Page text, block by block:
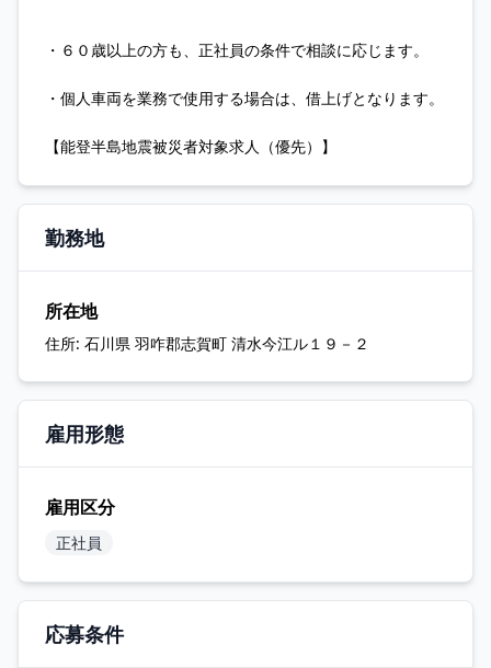
・６０歳以上の方も、正社員の条件で相談に応じます。
・個人車両を業務で使用する場合は、借上げとなります。
【能登半島地震被災者対象求人（優先）】
勤務地
所在地
住所: 石川県 羽咋郡志賀町 清水今江ル１９－２
雇用形態
雇用区分
正社員
応募条件